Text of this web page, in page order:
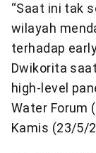
“Saat ini tak
wilayah
terhadap
Dwikorita
high-level
Water Forum
Kamis (23/5/